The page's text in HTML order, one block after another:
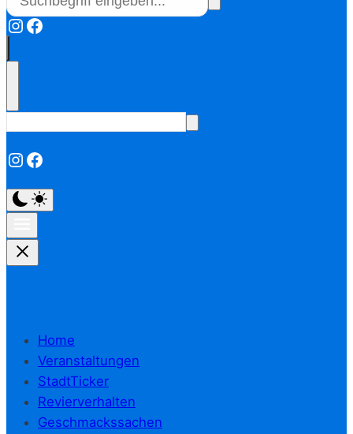
Instagram
Facebook
Instagram
Facebook
Home
Veranstaltungen
StadtTicker
Revierverhalten
Geschmackssachen